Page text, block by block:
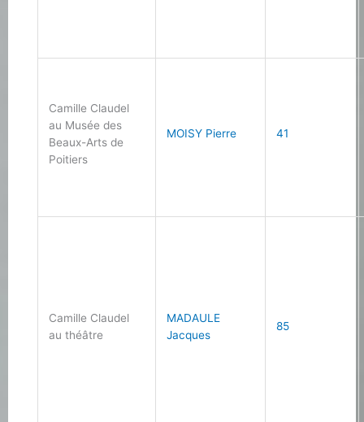
Camille Claudel
au Musée des
Beaux-Arts de
Poitiers
MOISY Pierre 41
Camille Claudel
au théâtre
MADAULE
Jacques
85